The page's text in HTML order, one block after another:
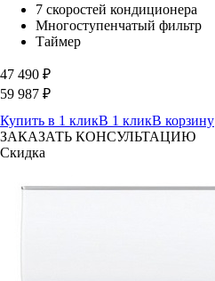
7 скоростей кондиционера
Многоступенчатый фильтр
Таймер
47 490 ₽
59 987 ₽
Купить в 1 кликВ 1 кликВ корзину
ЗАКАЗАТЬ КОНСУЛЬТАЦИЮ
Скидка